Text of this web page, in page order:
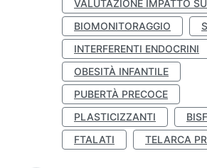
VALUTAZIONE IMPATTO
BIOMONITORAGGIO
INTERFERENTI ENDOCRINI
OBESITÀ INFANTILE
PUBERTÀ PRECOCE
PLASTICIZZANTI
FTALATI
TELARCA